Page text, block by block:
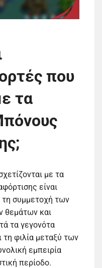
που
τα
με τα
είναι
τη συμμετοχή των
θεμάτων και
τα γεγονότα
φιλία μεταξύ των
εμπειρία
περίοδο.